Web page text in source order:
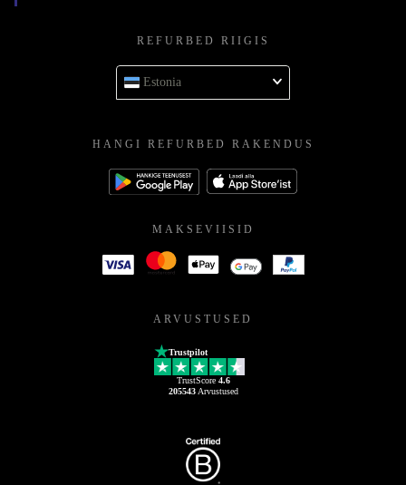
REFURBED RIIGIS
Estonia
HANGI REFURBED RAKENDUS
MAKSEVIISID
ARVUSTUSED
Trustpilot
TrustScore 4.6
205543Arvustused